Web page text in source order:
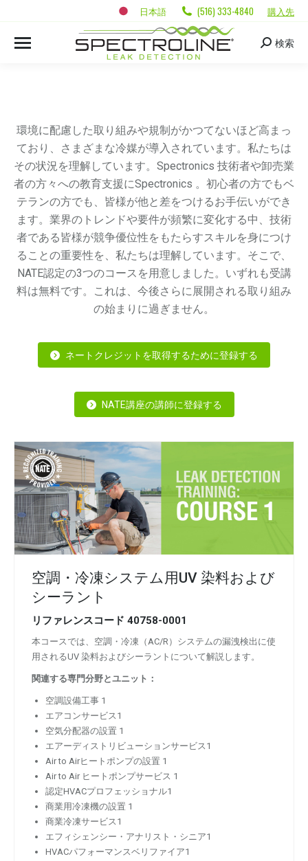
日本語 (516) 333-4840 購入先
検索
環境に配慮した取り組みや規制がかつてないほど高まっ
ており、さまざまな冷媒が導入されています。私たちは
その状況を理解しています。Spectronics 技術者や卸売業
者の方々への教育支援にSpectronics 。初心者の方でもベ
テランの方でも、皆様が他と差をつけるお手伝いができ
ます。業界のトレンドや要件が頻繁に変化する中、技術
者である皆様が競争優位性をもたらすスキルを身につけ
ることの重要性を、私たちは理解しています。そこで、
NATE認定の3つのコースを用意しました。いずれも受講
料は無料です。これは、今後さらに展開される取り組み
の始まりに過ぎません。
ネートクレジットを取得するために登録する
NATE講座の講師に登録する
空調・冷凍システム用UV 染料および
シーラント
リファレンスコード 40758-0001
本コースでは、空調・冷凍（AC/R）システムの漏洩検出に使
用されるUV 染料およびシーラントについて解説します。
関連する専門分野とユニット：
空調設備工事 1
エアコンサービス1
空気分配器の設置 1
エアーディストリビューションサービス1
Air to Airヒートポンプの設置 1
Air to Air ヒートポンプサービス 1
認定HVACプロフェッショナル1
商業用冷凍機の設置 1
商業冷凍サービス1
エフィシェンシー・アナリスト・シニア1
HVACパフォーマンスベリファイア1